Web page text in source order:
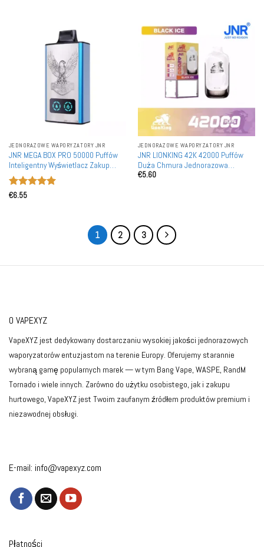
JEDNORAZOWE WAPORYZATORY JNR
JNR MEGA BOX PRO 50000 Puffów
Inteligentny Wyświetlacz Zakup
Hurtowy Akumulatory Waporyzatory
Jednorazowe Możliwość
Ponownego Naładowania
Oceniono
€6.55
JEDNORAZOWE WAPORYZATORY JNR
JNR LIONKING 42K 42000 Puffów
Duża Chmura Jednorazowa
Waporyzator Hurtownia Smart
€5.60
1 2 3
O VAPEXYZ
VapeXYZ jest dedykowany dostarczaniu wysokiej jakości jednorazowych
waporyzatorów entuzjastom na terenie Europy. Oferujemy starannie
wybraną gamę popularnych marek — w tym Bang Vape, WASPE, RandM
Tornado i wiele innych. Zarówno do użytku osobistego, jak i zakupu
hurtowego, VapeXYZ jest Twoim zaufanym źródłem produktów premium i
niezawodnej obsługi.
E-mail: info@vapexyz.com
Płatności